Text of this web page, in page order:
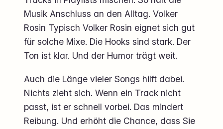
Musik Anschluss an den Alltag. Volker
Rosin Typisch Volker Rosin eignet sich gut
für solche Mixe. Die Hooks sind stark. Der
Ton ist klar. Und der Humor trägt weit.
Auch die Länge vieler Songs hilft dabei.
Nichts zieht sich. Wenn ein Track nicht
passt, ist er schnell vorbei. Das mindert
Reibung. Und erhöht die Chance, dass Sie